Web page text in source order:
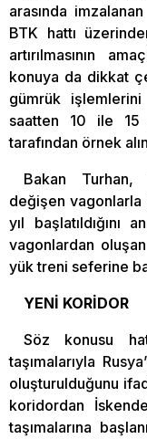
arasında
BTK hattı
artırılmasının
konuya da dikkat
gümrük işlemlerini
saatten 10 ile 15
tarafından örnek
Bakan Turhan,
değişen vagonlarla
yıl başlatıldığını
vagonlardan
yük treni seferine
YENİ KORİDOR
Söz konusu
taşımalarıyla
oluşturulduğunu
koridordan
taşımalarına